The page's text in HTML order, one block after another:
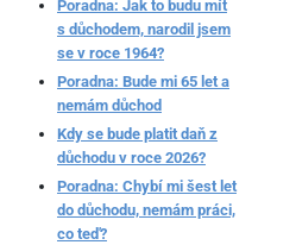
Poradna: Jak to budu mít
s důchodem, narodil jsem
se v roce 1964?
Poradna: Bude mi 65 let a
nemám důchod
Kdy se bude platit daň z
důchodu v roce 2026?
Poradna: Chybí mi šest let
do důchodu, nemám práci,
co teď?